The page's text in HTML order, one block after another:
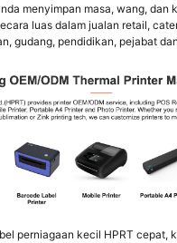
menyimpan masa, wang, dan
luas dalam jualan retail,
gudang, pendidikan, pejabat
perniagaan kecil HPRT cepat,